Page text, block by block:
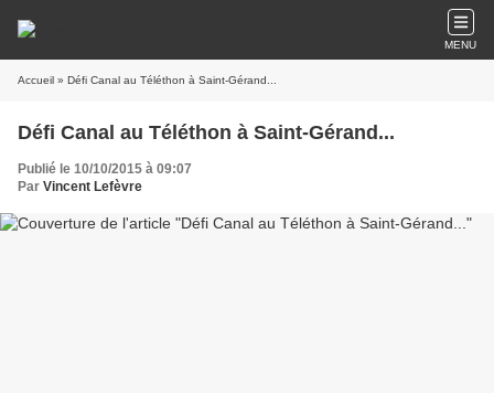
MENU
Accueil » Défi Canal au Téléthon à Saint-Gérand...
Défi Canal au Téléthon à Saint-Gérand...
Publié le 10/10/2015 à 09:07
Par Vincent Lefèvre